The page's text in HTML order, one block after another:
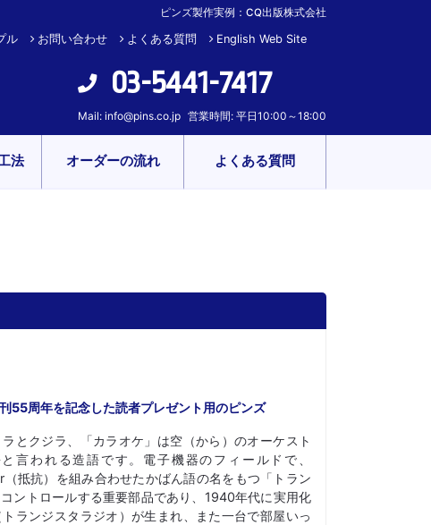
ピンズ製作実例：CQ出版株式会社
ル お問い合わせ よくある質問 English Web Site
03-5441-7417
Mail: info@pins.co.jp 営業時間: 平日10:00～18:00
法 オーダーの流れ よくある質問
55周年を記念した読者プレゼント用のピンズ
とクジラ、「カラオケ」は空（から）のオーケスト
言われる造語です。電子機器のフィールドで、
抵抗）を組み合わせたかばん語の名をもつ「トラン
ントロールする重要部品であり、1940年代に実用化
ランジスタラジオ）が生まれ、また一台で部屋いっ